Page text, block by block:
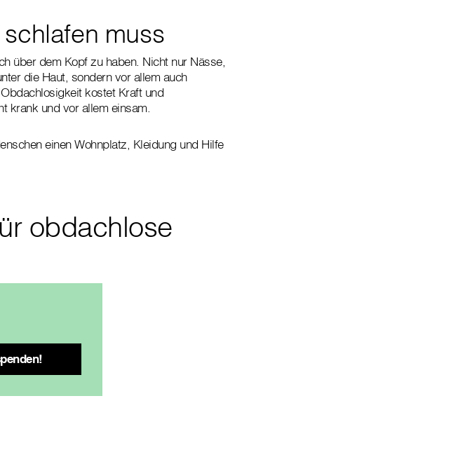
muss
über dem Kopf zu haben. Nicht nur Nässe,
die Haut, sondern vor allem auch
kostet Kraft und
krank und vor allem einsam.
einen Wohnplatz, Kleidung und Hilfe
obdachlose